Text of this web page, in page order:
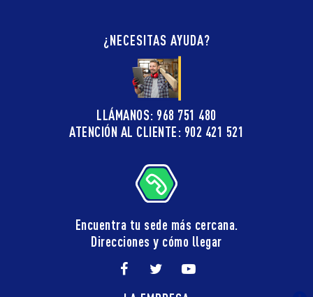
¿NECESITAS AYUDA?
LLÁMANOS: 968 751 480
ATENCIÓN AL CLIENTE: 902 421 521
Encuentra tu sede más cercana.
Direcciones y cómo llegar